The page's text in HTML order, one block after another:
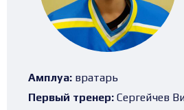
Амплуа: вратарь
Первый тренер: Сергейчев